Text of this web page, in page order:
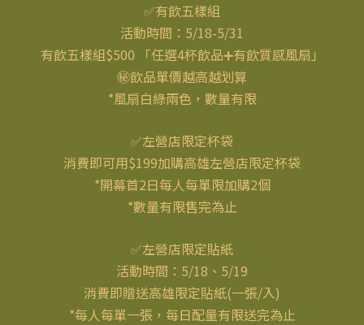
✅有飲五樣組
活動時間：5/18-5/31
有飲五樣組$500 「任選4杯飲品➕有飲質感風扇」
㊙飲品單價越高越划算
*風扇白綠兩色，數量有限
✅左營店限定杯袋
消費即可用$199加購高雄左營店限定杯袋
*開幕首2日每人每單限加購2個
*數量有限售完為止
✅左營店限定貼紙
活動時間：5/18、5/19
消費即贈送高雄限定貼紙(一張/入)
*每人每單一張，每日配量有限送完為止